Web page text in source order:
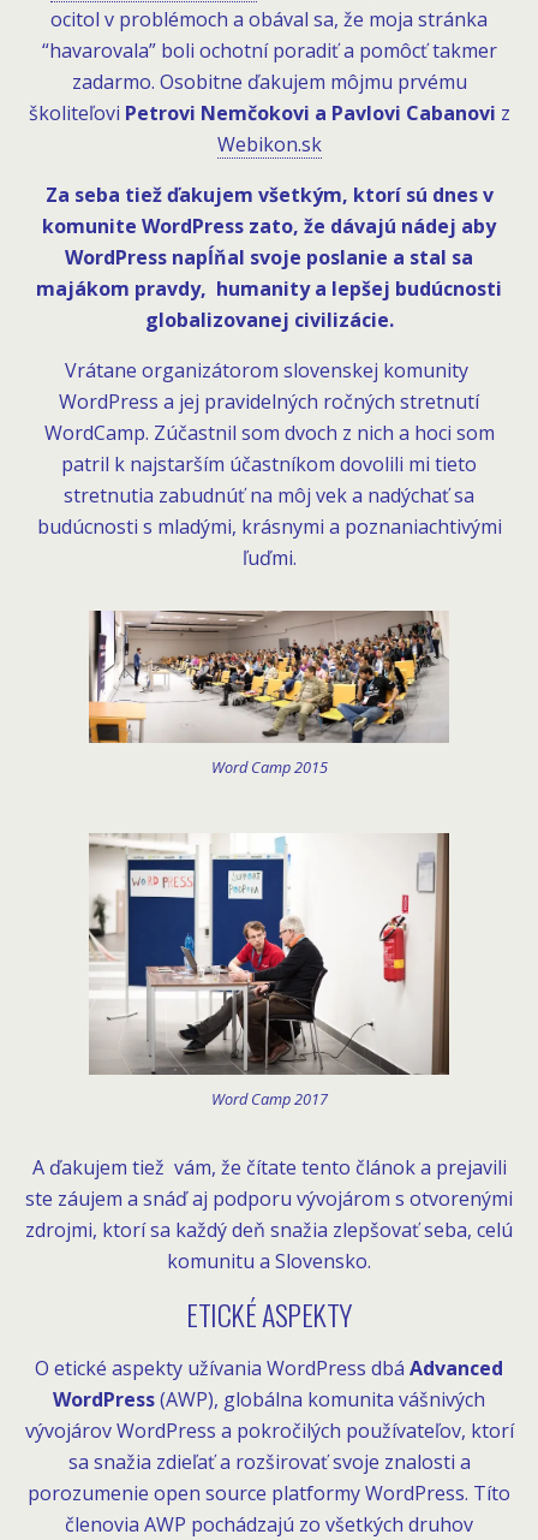
ocitol v problémoch a obával sa, že moja stránka
“havarovala” boli ochotní poradiť a pomôcť takmer
zadarmo. Osobitne ďakujem môjmu prvému
školiteľovi Petrovi Nemčokovi a Pavlovi Cabanovi z
Webikon.sk
Za seba tiež ďakujem všetkým, ktorí sú dnes v
komunite WordPress zato, že dávajú nádej aby
WordPress napĺňal svoje poslanie a stal sa
majákom pravdy, humanity a lepšej budúcnosti
globalizovanej civilizácie.
Vrátane organizátorom slovenskej komunity
WordPress a jej pravidelných ročných stretnutí
WordCamp. Zúčastnil som dvoch z nich a hoci som
patril k najstarším účastníkom dovolili mi tieto
stretnutia zabudnúť na môj vek a nadýchať sa
budúcnosti s mladými, krásnymi a poznaniachtivými
ľuďmi.
Word Camp 2015
Word Camp 2017
A ďakujem tiež vám, že čítate tento článok a prejavili
ste záujem a snáď aj podporu vývojárom s otvorenými
zdrojmi, ktorí sa každý deň snažia zlepšovať seba, celú
komunitu a Slovensko.
ETICKÉ ASPEKTY
O etické aspekty užívania WordPress dbá Advanced
WordPress(AWP), globálna komunita vášnivých
vývojárov WordPress a pokročilých používateľov, ktorí
sa snažia zdieľať a rozširovať svoje znalosti a
porozumenie open source platformy WordPress. Títo
členovia AWP pochádzajú zo všetkých druhov